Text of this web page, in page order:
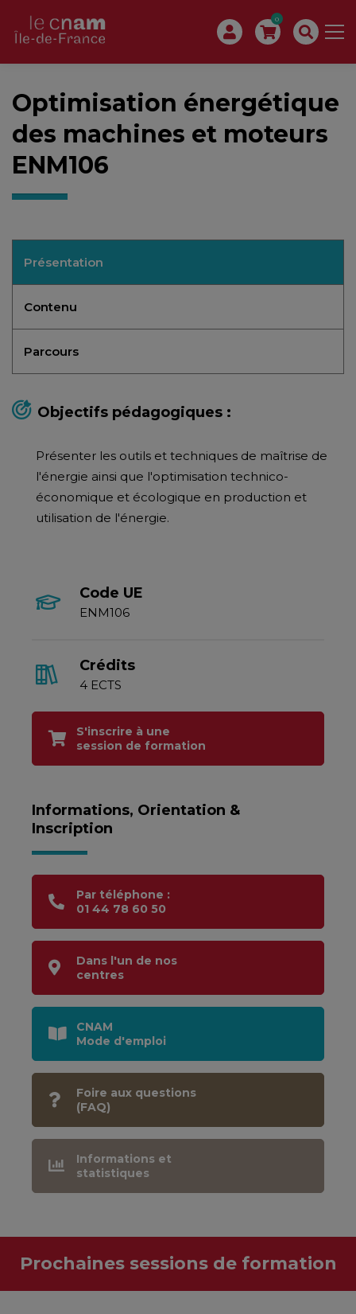
0
Optimisation énergétique
des machines et moteurs
ENM106
Présentation
Contenu
Parcours
Objectifs pédagogiques :
Présenter les outils et techniques de maîtrise de
l'énergie ainsi que l'optimisation technico-
économique et écologique en production et
utilisation de l'énergie.
Code UE
ENM106
Crédits
4 ECTS
S'inscrire à une
session de formation
Informations, Orientation &
Inscription
Par téléphone :
01 44 78 60 50
Dans l'un de nos
centres
CNAM
Mode d'emploi
Foire aux questions
(FAQ)
Informations et
statistiques
Prochaines sessions de formation